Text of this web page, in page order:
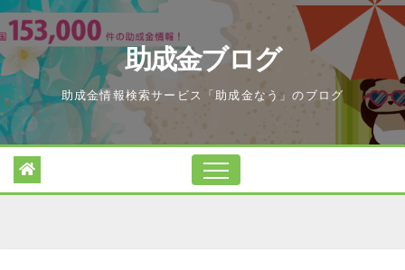
Skip
to
content
助成金ブログ
助成金情報検索サービス「助成金なう」のブログ